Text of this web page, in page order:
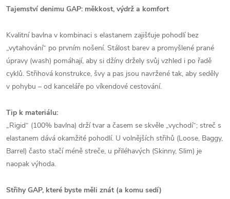
Tajemství denimu GAP: měkkost, výdrž a komfort
Kvalitní bavlna v kombinaci s elastanem zajišťuje pohodlí bez
„vytahování“ po prvním nošení. Stálost barev a promyšlené prané
úpravy (wash) pomáhají, aby si džíny držely svůj vzhled i po řadě
cyklů. Střihová konstrukce, švy a pas jsou navržené tak, aby seděly
v pohybu – od kanceláře po víkendové cestování.
Tip k materiálu:
„Rigid“ (100% bavlna) drží tvar a časem se skvěle „vychodí“; streč s
elastanem dává okamžité pohodlí. U volnějších střihů (Loose, Baggy,
Barrel) často stačí méně streče, u přiléhavých (Skinny, Slim) je
naopak výhoda.
Střihy GAP, které byste měli znát (a komu sedí)